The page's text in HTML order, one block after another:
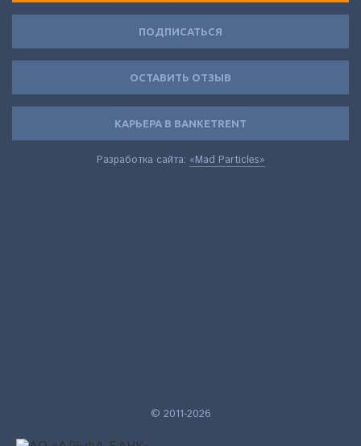
ПОДПИСАТЬСЯ
ОСТАВИТЬ ОТЗЫВ
КАРЬЕРА В BANKETRENT
Разработка сайта: «Mad Particles»
© 2011-2026